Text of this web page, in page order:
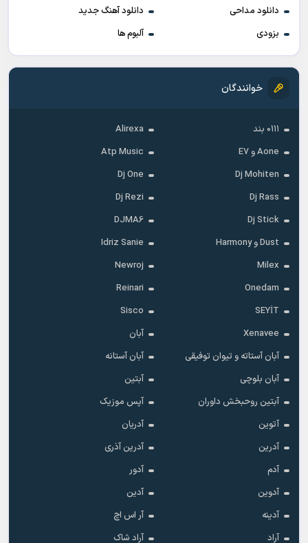
دانلود مداحی
دانلود آهنگ جدید
بزودی
آلبوم ها
خوانندگان
۰۱۱۱ بند
Alirexa
Aone و E7
Atp Music
Dj Mohiten
Dj One
Dj Rass
Dj Rezi
Dj Stick
DJMA6
Dust و Harmony
Idriz Sanie
Milex
Newroj
Onedam
Reinari
SEYİT
Sisco
Xenavee
آبان
آبان آستاته و تیوان توفیقی
آبان آستانه
آبان بلوچی
آبتین
آبتین روحبخش داوران
آپس موزیک
آتوین
آدریان
آدرین
آدرین آذری
آدم
آدور
آدوین
آدین
آدینه
آر اس اچ
آراد
آراد شاک